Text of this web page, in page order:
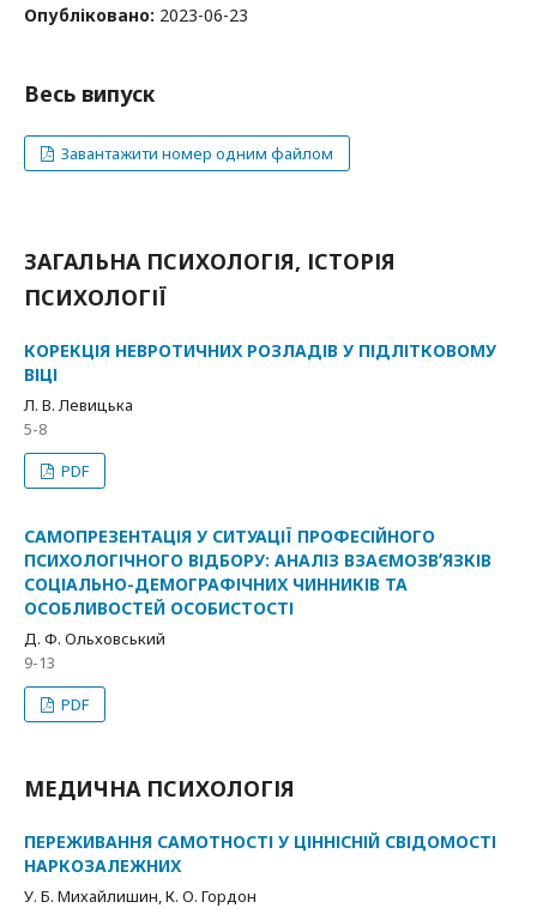
Опубліковано: 2023-06-23
Весь випуск
Завантажити номер одним файлом
ЗАГАЛЬНА ПСИХОЛОГІЯ, ІСТОРІЯ
ПСИХОЛОГІЇ
КОРЕКЦІЯ НЕВРОТИЧНИХ РОЗЛАДІВ У ПІДЛІТКОВОМУ
ВІЦІ
Л. В. Левицька
5-8
PDF
САМОПРЕЗЕНТАЦІЯ У СИТУАЦІЇ ПРОФЕСІЙНОГО
ПСИХОЛОГІЧНОГО ВІДБОРУ: АНАЛІЗ ВЗАЄМОЗВʼЯЗКІВ
СОЦІАЛЬНО-ДЕМОГРАФІЧНИХ ЧИННИКІВ ТА
ОСОБЛИВОСТЕЙ ОСОБИСТОСТІ
Д. Ф. Ольховський
9-13
PDF
МЕДИЧНА ПСИХОЛОГІЯ
ПЕРЕЖИВАННЯ САМОТНОСТІ У ЦІННІСНІЙ СВІДОМОСТІ
НАРКОЗАЛЕЖНИХ
У. Б. Михайлишин, К. О. Гордон